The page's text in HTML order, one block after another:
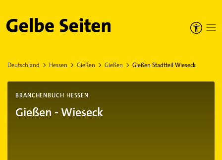
Gelbe Seiten
Deutschland Hessen Gießen Gießen Gießen Stadtteil Wieseck
BRANCHENBUCH HESSEN
Gießen - Wieseck